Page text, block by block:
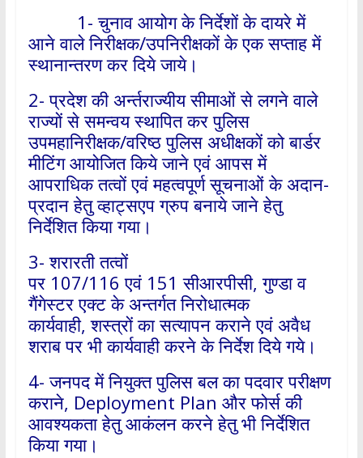
1- चुनाव आयोग के निर्देशों के दायरे में
आने वाले निरीक्षक/उपनिरीक्षकों के एक सप्ताह में
स्थानान्तरण कर दिये जाये।
2- प्रदेश की अर्न्तराज्यीय सीमाओं से लगने वाले
राज्यों से समन्वय स्थापित कर पुलिस
उपमहानिरीक्षक/वरिष्ठ पुलिस अधीक्षकों को बार्डर
मीटिंग आयोजित किये जाने एवं आपस में
आपराधिक तत्वों एवं महत्वपूर्ण सूचनाओं के अदान-
प्रदान हेतु व्हाट्सएप ग्रुप बनाये जाने हेतु
निर्देशित किया गया।
3- शरारती तत्वों
पर 107/116 एवं 151 सीआरपीसी, गुण्डा व
गैंगेस्टर एक्ट के अन्तर्गत निरोधात्मक
कार्यवाही, शस्त्रों का सत्यापन कराने एवं अवैध
शराब पर भी कार्यवाही करने के निर्देश दिये गये।
4- जनपद में नियुक्त पुलिस बल का पदवार परीक्षण
कराने, Deployment Plan और फोर्स की
आवश्यकता हेतु आकंलन करने हेतु भी निर्देशित
किया गया।